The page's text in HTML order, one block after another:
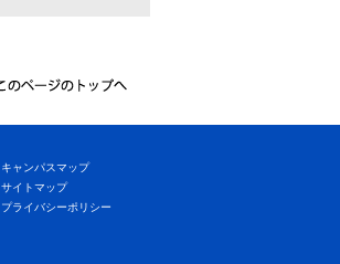
キャンパスマップ
サイトマップ
プライバシーポリシー